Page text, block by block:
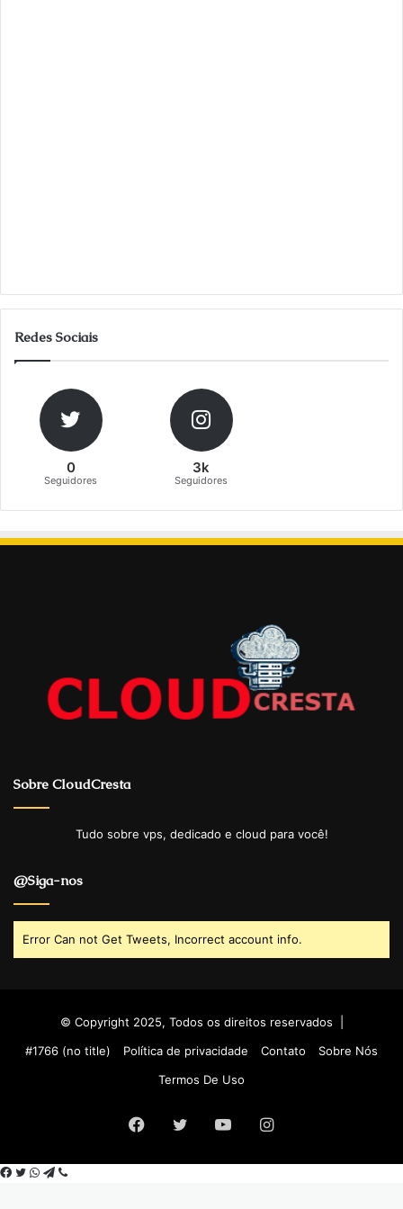
Redes Sociais
0
Seguidores
3k
Seguidores
Sobre CloudCresta
Tudo sobre vps, dedicado e cloud para você!
@Siga-nos
Error Can not Get Tweets, Incorrect account info.
© Copyright 2025, Todos os direitos reservados |
#1766 (no title)
Política de privacidade Contato
Sobre Nós
Termos De Uso
Facebook
Twitter YouTubeInstagram
Facebook
Twitter
WhatsApp
Telegram